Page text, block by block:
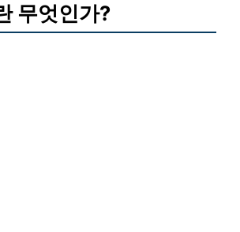
무엇인가?